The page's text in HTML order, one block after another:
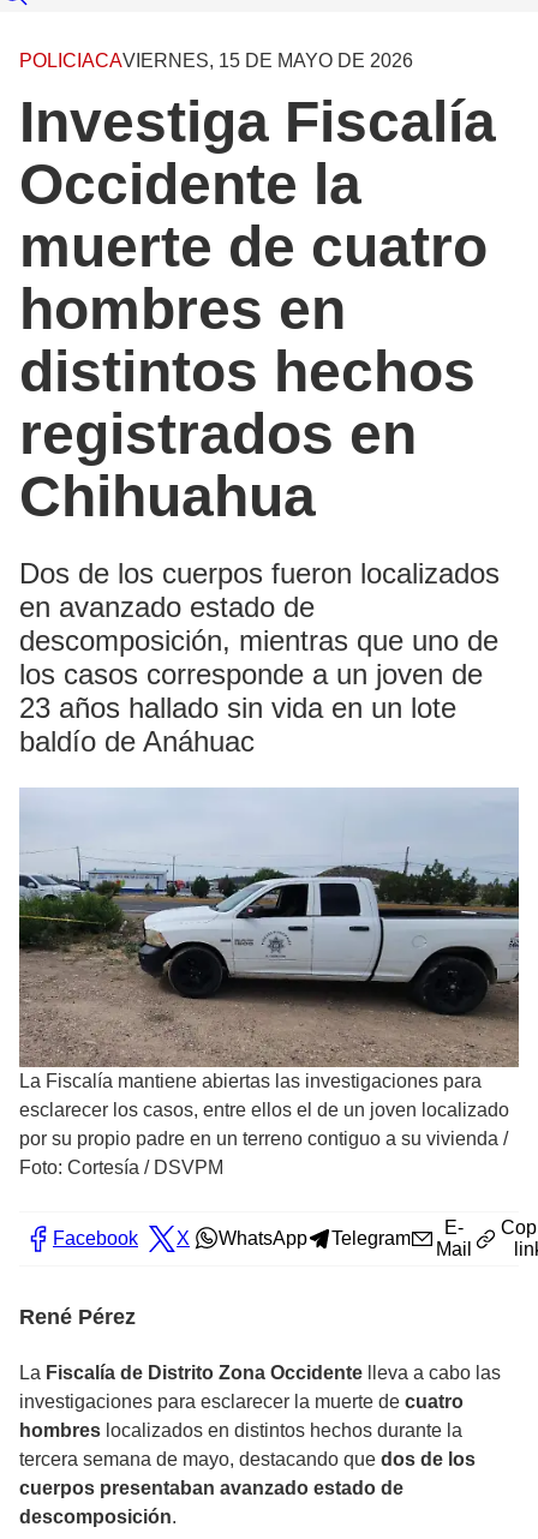
POLICIACAVIERNES, 15 DE MAYO DE 2026
Investiga Fiscalía
Occidente la
muerte de cuatro
hombres en
distintos hechos
registrados en
Chihuahua
Dos de los cuerpos fueron localizados
en avanzado estado de
descomposición, mientras que uno de
los casos corresponde a un joven de
23 años hallado sin vida en un lote
baldío de Anáhuac
La Fiscalía mantiene abiertas las investigaciones para
esclarecer los casos, entre ellos el de un joven localizado
por su propio padre en un terreno contiguo a su vivienda /
Foto: Cortesía / DSVPM
Facebook X WhatsApp Telegram
E-
Mail
René Pérez
La Fiscalía de Distrito Zona Occidente lleva a cabo las
investigaciones para esclarecer la muerte de cuatro
hombres localizados en distintos hechos durante la
tercera semana de mayo, destacando que dos de los
cuerpos presentaban avanzado estado de
descomposición.